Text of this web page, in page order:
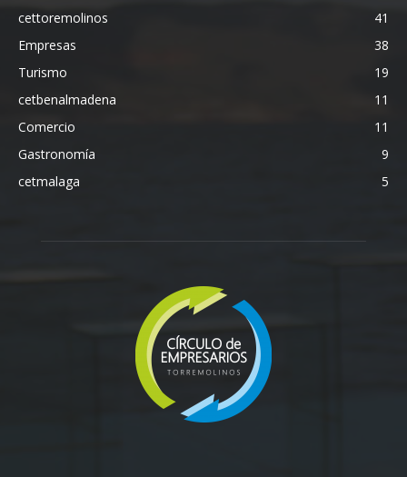
cettoremolinos
41
Empresas
38
Turismo
19
cetbenalmadena
11
Comercio
11
Gastronomía
9
cetmalaga
5